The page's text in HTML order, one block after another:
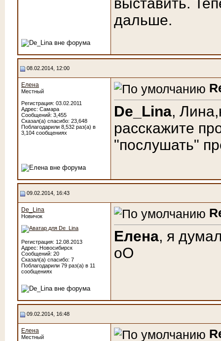
выставить.
дальше.
08.02.2014, 12:00
Елена
Местный
Регистрация: 03.02.2011
Адрес: Самара
Сообщений: 3,455
Сказал(а) спасибо: 23,648
Поблагодарили 8,532 раз(а) в
3,104 сообщениях
De_Lina,
расскажите
"послушать"
09.02.2014, 16:43
De_Lina
Новичок
Регистрация: 12.08.2013
Адрес: Новосибирск
Сообщений: 20
Сказал(а) спасибо: 7
Поблагодарили 79 раз(а) в 11
сообщениях
Елена, я
оО
09.02.2014, 16:48
Елена
Местный